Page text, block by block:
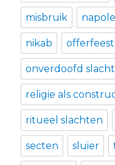
misbruik
nikab offerfeest
onverdoofd
religie als
ritueel slachten
secten sluier